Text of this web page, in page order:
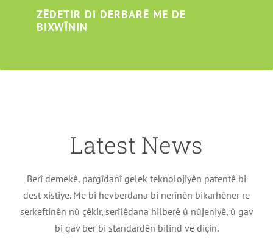
ZÊDETIR DI DERBARÊ ME DE
BIXWÎNIN
Latest News
Berî demekê, pargîdanî gelek teknolojiyên patentê bi
dest xistiye. Me bi hevberdana bi nerînên bikarhêner re
serkeftinên nû çêkir, serîlêdana hilberê û nûjeniyê, û gav
bi gav ber bi standardên bilind ve diçin.